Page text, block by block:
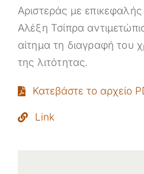
Αριστεράς με
Αλέξη Τσίπρα
αίτημα τη διαγραφή του
της λιτότητας.
Κατεβάστε το αρχείο
Link